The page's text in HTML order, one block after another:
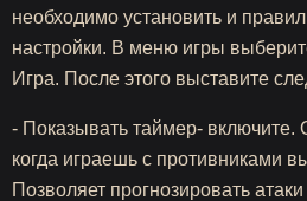
необходимо установить и
настройки. В меню игры
Игра. После этого выставите
- Показывать таймер- включите.
когда играешь с противниками
Позволяет прогнозировать